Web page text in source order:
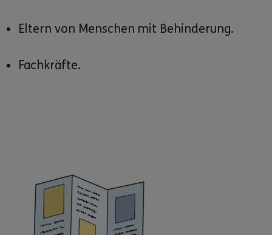
Eltern von Menschen mit Behinderung.
Fachkräfte.